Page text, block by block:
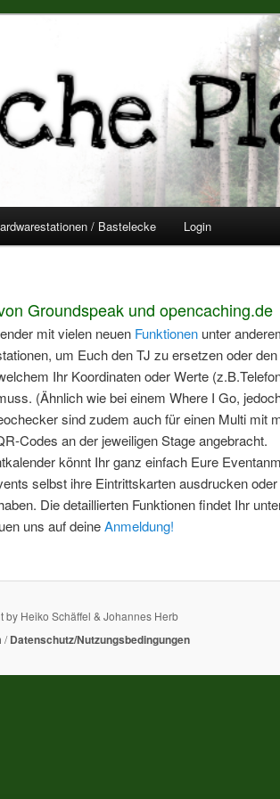
/ Geochecker
/ Bastelecke Login
Groundspeak und opencaching.de
mit vielen neuen Funktionen unter
um Euch den TJ zu ersetzen oder
Ihr Koordinaten oder Werte
(Ähnlich wie bei einem Where I Go,
sind zudem auch für einen Multi mit
Codes an der jeweiligen Stage angebracht.
könnt Ihr ganz einfach Eure
selbst ihre Eintrittskarten ausdrucken
Die detaillierten Funktionen findet Ihr
uns auf deineAnmeldung!
by Heiko Schäffel & Johannes Herb
/Datenschutz/Nutzungsbedingungen